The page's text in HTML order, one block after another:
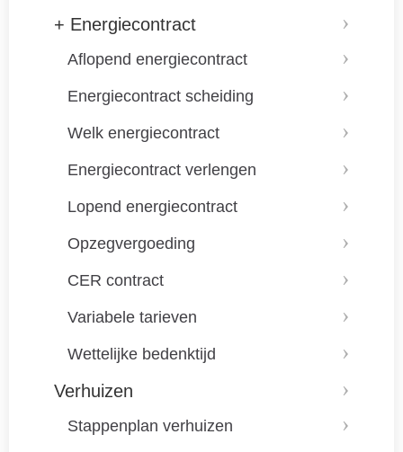
+ Energiecontract
Aflopend energiecontract
Energiecontract scheiding
Welk energiecontract
Energiecontract verlengen
Lopend energiecontract
Opzegvergoeding
CER contract
Variabele tarieven
Wettelijke bedenktijd
Verhuizen
Stappenplan verhuizen